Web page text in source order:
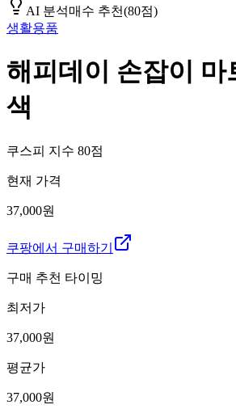
AI 분석매수 추천(80점)
생활용품
해피데이 손잡이 마
색
쿠스피 지수 80점
현재 가격
37,000원
쿠팡에서 구매하기
구매 추천 타이밍
최저가
37,000원
평균가
37,000원